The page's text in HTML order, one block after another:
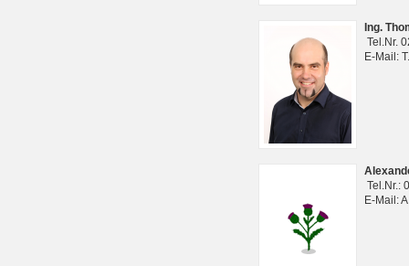
Ing.
Tel.Nr.
E-Mail:
Tel.Nr.:
E-Mail: